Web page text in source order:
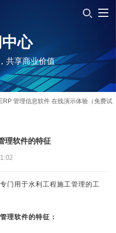
心
共享商业价值
ERP 管理信息软件 在线演示体验（免费试
理软件的特征
门用于水利工程施工管理的工
理软件的特征：